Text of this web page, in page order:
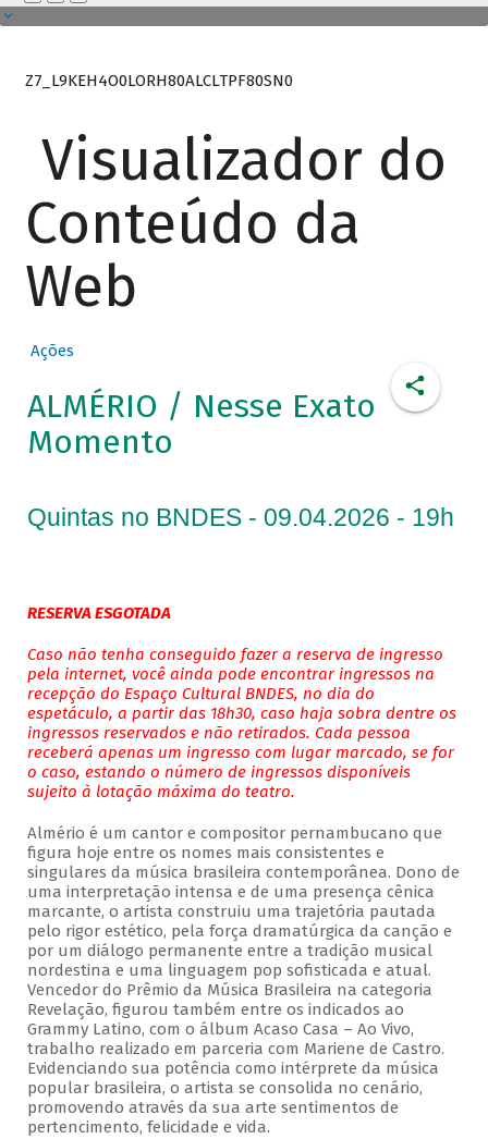
Z7_L9KEH4O0LORH80ALCLTPF80SN0
Visualizador do
Conteúdo da
Web
Ações
ALMÉRIO / Nesse Exato
Momento
Quintas no BNDES - 09.04.2026 - 19h
RESERVA ESGOTADA
Caso não tenha conseguido fazer a reserva de ingresso
pela internet, você ainda pode encontrar ingressos na
recepção do Espaço Cultural BNDES, no dia do
espetáculo, a partir das 18h30, caso haja sobra dentre os
ingressos reservados e não retirados. Cada pessoa
receberá apenas um ingresso com lugar marcado, se for
o caso, estando o número de ingressos disponíveis
sujeito à lotação máxima do teatro.
Almério é um cantor e compositor pernambucano que
figura hoje entre os nomes mais consistentes e
singulares da música brasileira contemporânea. Dono de
uma interpretação intensa e de uma presença cênica
marcante, o artista construiu uma trajetória pautada
pelo rigor estético, pela força dramatúrgica da canção e
por um diálogo permanente entre a tradição musical
nordestina e uma linguagem pop sofisticada e atual.
Vencedor do Prêmio da Música Brasileira na categoria
Revelação, figurou também entre os indicados ao
Grammy Latino, com o álbum Acaso Casa – Ao Vivo,
trabalho realizado em parceria com Mariene de Castro.
Evidenciando sua potência como intérprete da música
popular brasileira, o artista se consolida no cenário,
promovendo através da sua arte sentimentos de
pertencimento, felicidade e vida.